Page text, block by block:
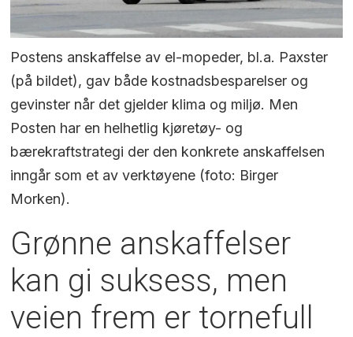
Postens anskaffelse av el-mopeder, bl.a. Paxster
(på bildet), gav både kostnadsbesparelser og
gevinster når det gjelder klima og miljø. Men
Posten har en helhetlig kjøretøy- og
bærekraftstrategi der den konkrete anskaffelsen
inngår som et av verktøyene (foto: Birger
Morken).
Grønne anskaffelser
kan gi suksess, men
veien frem er tornefull